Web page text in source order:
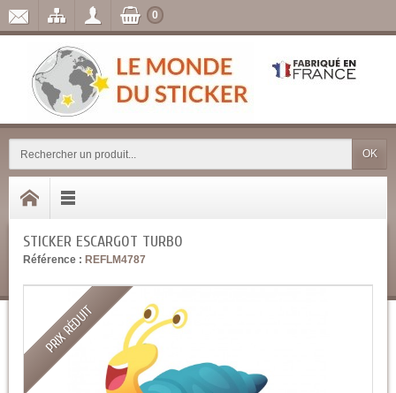
OK
0
STICKER ESCARGOT TURBO
Référence : REFLM4787
PRIX RÉDUIT